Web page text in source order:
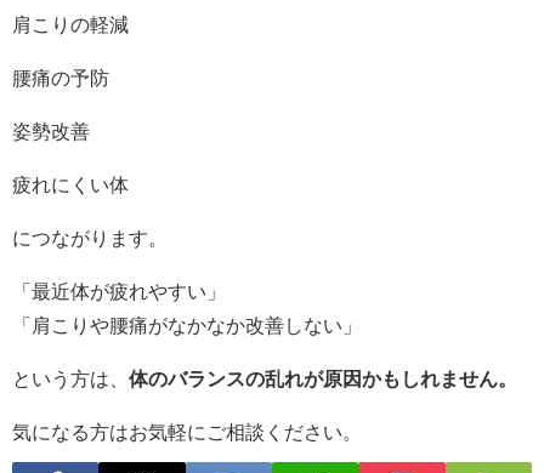
肩こりの軽減
腰痛の予防
姿勢改善
疲れにくい体
につながります。
「最近体が疲れやすい」
「肩こりや腰痛がなかなか改善しない」
という方は、 体のバランスの乱れが原因かもしれません。
気になる方はお気軽にご相談ください。